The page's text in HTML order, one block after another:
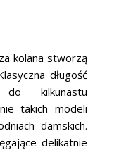
kolana stworzą
długość
kilkunastu
takich modeli
damskich.
delikatnie